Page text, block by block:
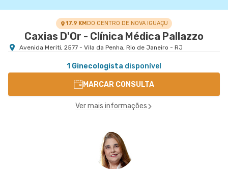
17.9 KMDO CENTRO DE NOVA IGUAÇU
Caxias D'Or - Clínica Médica Pallazzo
Avenida Meriti, 2577 - Vila da Penha, Rio de Janeiro - RJ
1 Ginecologista disponível
MARCAR CONSULTA
Ver mais informações